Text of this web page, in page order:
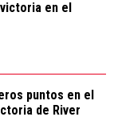
en el
puntos en el
de River